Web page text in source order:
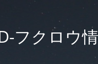
フクロウ